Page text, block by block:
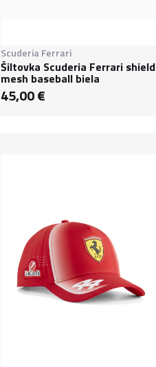
Scuderia Ferrari
Šiltovka Scuderia Ferrari shield
mesh baseball biela
45,00 €